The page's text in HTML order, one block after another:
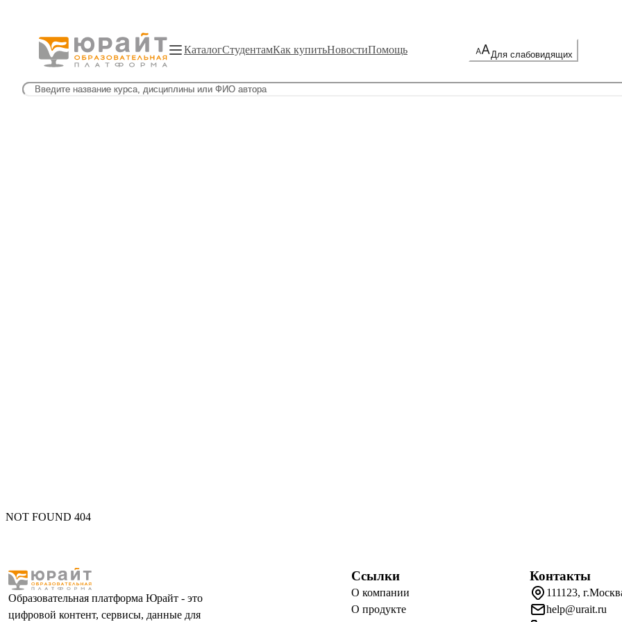
КаталогСтудентамКак купитьНовостиПомощь Для слабовидящих
NOT FOUND 404
Образовательная платформа Юрайт - это
цифровой контент, сервисы, данные для
Ссылки
О компании
О продукте
Контакты
111123,
help@urait.ru